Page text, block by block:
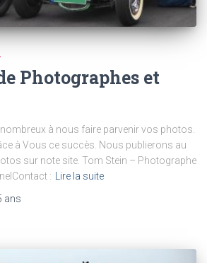
Photographes et
à nous faire parvenir vos photos.
à Vous ce succès. Nous publierons au
sur note site. Tom Stein – Photographe
:
Lire la suite
ans